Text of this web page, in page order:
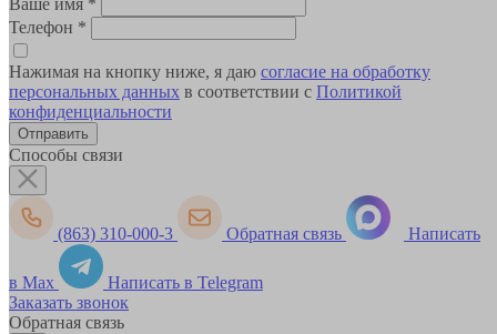
Ваше имя *
Телефон *
Нажимая на кнопку ниже, я даю согласие на обработку
персональных данных в соответствии с Политикой
конфиденциальности
Способы связи
(863) 310-000-3 Обратная связь Написать
в Max
Написать в Telegram
Заказать звонок
Обратная связь